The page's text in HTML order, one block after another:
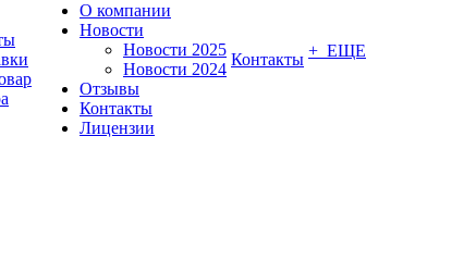
О компании
Новости
Новости 2025
Новости 2024
Отзывы
Контакты
Лицензии
Контакты + ЕЩЕ